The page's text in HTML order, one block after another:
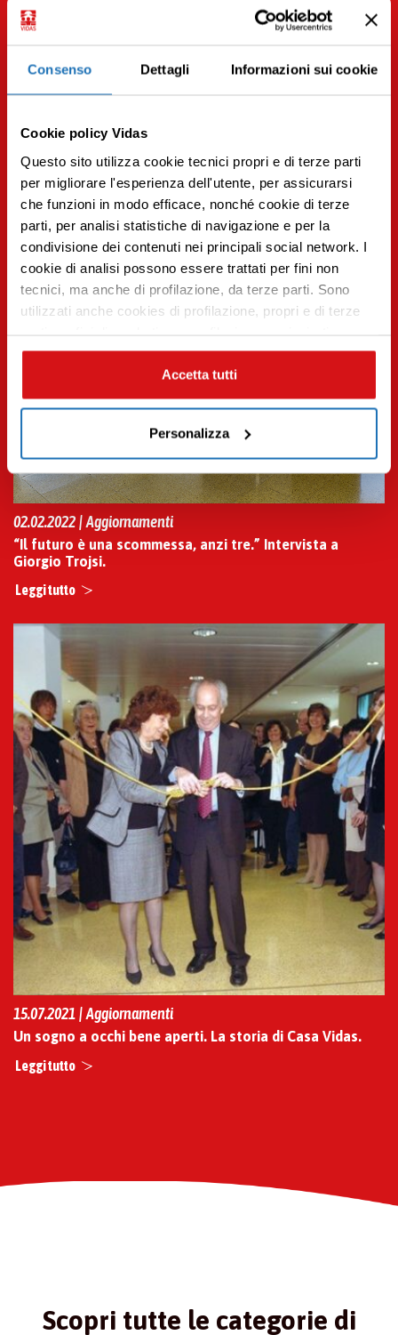
Consenso Dettagli Informazioni sui cookie
Cookie policy Vidas
Questo sito utilizza cookie tecnici propri e di terze parti
per migliorare l'esperienza dell'utente, per assicurarsi
che funzioni in modo efficace, nonché cookie di terze
parti, per analisi statistiche di navigazione e per la
condivisione dei contenuti nei principali social network. I
cookie di analisi possono essere trattati per fini non
tecnici, ma anche di profilazione, da terze parti. Sono
utilizzati anche cookies di profilazione, propri e di terze
contenuti mirati sulle tue preferenze e i tuoi interessi. Se
CHIUDI questo banner, saranno utilizzati soltanto
cookies tecnici. Seleziona i pulsanti sottostanti per
seleziona “ACCETTA TUTTI”, se vuoi abilitare o
disabilitare soltanto determinate categorie di cookies
seleziona “PERSONALIZZA”. Per maggiori informazioni
e modificare le tue preferenze vai alla nostracookie
policy.
Accetta tutti
Personalizza
14.09.2023 | Aggiornamenti
La parola a chi le ha vissute o le sta vivendo
Leggi tutto
02.02.2022 | Aggiornamenti
“Il futuro è una scommessa, anzi tre.” Intervista a
Giorgio Trojsi.
Leggi tutto
15.07.2021 | Aggiornamenti
Un sogno a occhi bene aperti. La storia di Casa Vidas.
Leggi tutto
Scopri tutte le categorie di
Premi INVIO per cercare o ESC per uscire